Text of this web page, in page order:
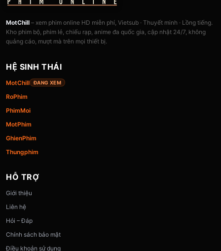
MotChill – xem phim online HD miễn phí, Vietsub · Thuyết minh · Lồng tiếng.
Kho phim bộ, phim lẻ, chiếu rạp, anime đa quốc gia, cập nhật 24/7, không
quảng cáo, mượt mà trên mọi thiết bị.
HỆ SINH THÁI
MotChill ĐANG XEM
RoPhim
PhimMoi
MotPhim
GhienPhim
Thungphim
HỖ TRỢ
Giới thiệu
Liên hệ
Hỏi – Đáp
Chính sách bảo mật
Điều khoản sử dụng